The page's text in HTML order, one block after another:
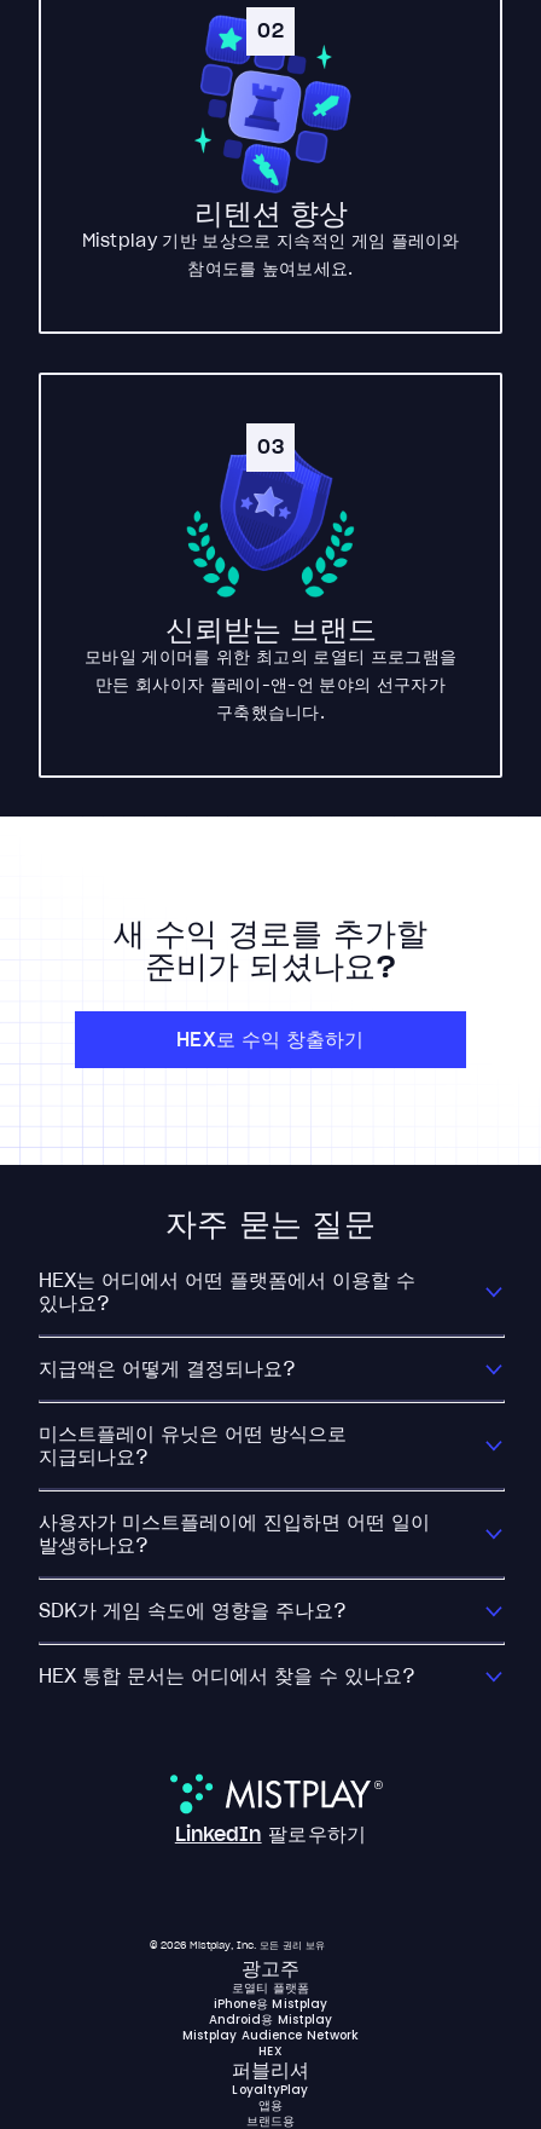
02
리텐션 향상
Mistplay 기반 보상으로 지속적인 게임 플레이와
참여도를 높여보세요.
03
신뢰받는 브랜드
모바일 게이머를 위한 최고의 로열티 프로그램을
만든 회사이자 플레이-앤-언 분야의 선구자가
구축했습니다.
새 수익 경로를 추가할
준비가 되셨나요?
HEX로 수익 창출하기
자주 묻는 질문
HEX는 어디에서 어떤 플랫폼에서 이용할 수
있나요?
지급액은 어떻게 결정되나요?
미스트플레이 유닛은 어떤 방식으로
지급되나요?
사용자가 미스트플레이에 진입하면 어떤 일이
발생하나요?
SDK가 게임 속도에 영향을 주나요?
HEX 통합 문서는 어디에서 찾을 수 있나요?
LinkedIn 팔로우하기
© 2026 Mistplay, Inc. 모든 권리 보유
광고주
로열티 플랫폼
iPhone용 Mistplay
Android용 Mistplay
Mistplay Audience Network
HEX
퍼블리셔
LoyaltyPlay
앱용
브랜드용